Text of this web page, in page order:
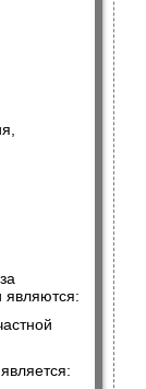
являются: